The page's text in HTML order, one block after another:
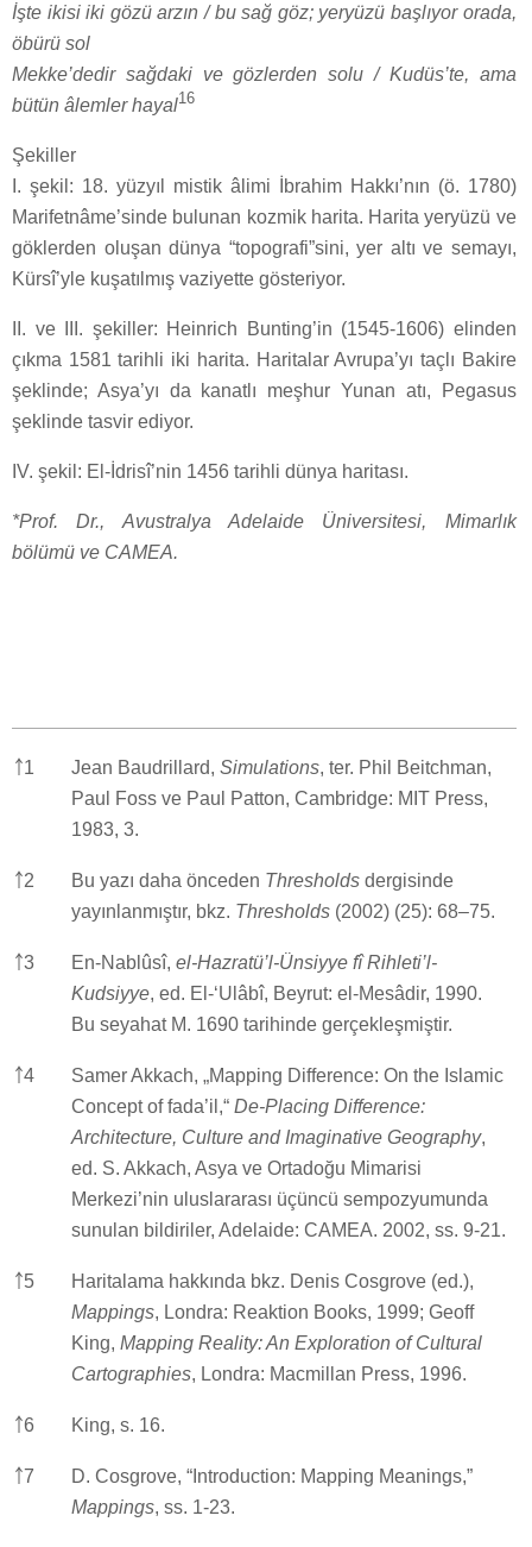
İşte ikisi iki gözü arzın / bu sağ göz; yeryüzü başlıyor orada,
öbürü sol
Mekke’dedir sağdaki ve gözlerden solu / Kudüs’te, ama
bütün âlemler hayal16
Şekiller
I. şekil: 18. yüzyıl mistik âlimi İbrahim Hakkı’nın (ö. 1780)
Marifetnâme’sinde bulunan kozmik harita. Harita yeryüzü ve
göklerden oluşan dünya “topografi”sini, yer altı ve semayı,
Kürsî’yle kuşatılmış vaziyette gösteriyor.
II. ve III. şekiller: Heinrich Bunting’in (1545-1606) elinden
çıkma 1581 tarihli iki harita. Haritalar Avrupa’yı taçlı Bakire
şeklinde; Asya’yı da kanatlı meşhur Yunan atı, Pegasus
şeklinde tasvir ediyor.
IV. şekil: El-İdrisî’nin 1456 tarihli dünya haritası.
*Prof. Dr., Avustralya Adelaide Üniversitesi, Mimarlık
bölümü ve CAMEA.
￪1 Jean Baudrillard, Simulations, ter. Phil Beitchman,
Paul Foss ve Paul Patton, Cambridge: MIT Press,
1983, 3.
￪2 Bu yazı daha önceden Thresholds dergisinde
yayınlanmıştır, bkz. Thresholds (2002) (25): 68–75.
￪3 En-Nablûsî, el-Hazratü’l-Ünsiyye fî Rihleti’l-
Kudsiyye, ed. El-‘Ulâbî, Beyrut: el-Mesâdir, 1990.
Bu seyahat M. 1690 tarihinde gerçekleşmiştir.
￪4
Samer Akkach, „Mapping Difference: On the Islamic
Concept of fada’il,“ De-Placing Difference:
Architecture, Culture and Imaginative Geography,
ed. S. Akkach, Asya ve Ortadoğu Mimarisi
Merkezi’nin uluslararası üçüncü sempozyumunda
sunulan bildiriler, Adelaide: CAMEA. 2002, ss. 9-21.
￪5
Haritalama hakkında bkz. Denis Cosgrove (ed.),
Mappings, Londra: Reaktion Books, 1999; Geoff
King, Mapping Reality: An Exploration of Cultural
Cartographies, Londra: Macmillan Press, 1996.
￪6 King, s. 16.
￪7
D. Cosgrove, “Introduction: Mapping Meanings,”
Mappings, ss. 1-23.